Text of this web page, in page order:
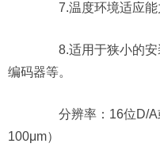
7.温度环境适应能
8.适用于狭小的安
编码器等。
分辨率：16位D/A
100μm）